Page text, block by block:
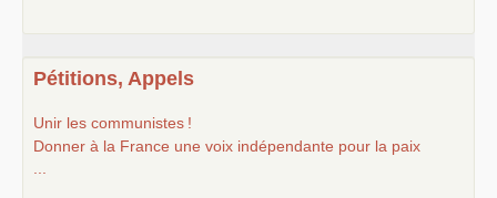
Pétitions, Appels
Unir les communistes !
Donner à la France une voix indépendante pour la paix